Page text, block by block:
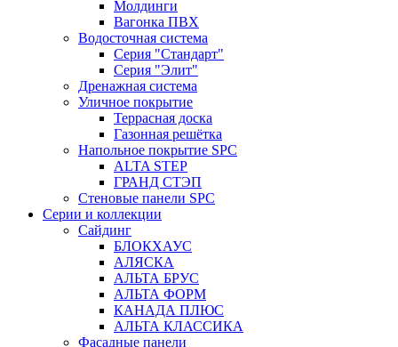
Молдинги
Вагонка ПВХ
Водосточная система
Серия "Стандарт"
Серия "Элит"
Дренажная система
Уличное покрытие
Террасная доска
Газонная решётка
Напольное покрытие SPC
ALTA STEP
ГРАНД СТЭП
Стеновые панели SPC
Серии и коллекции
Сайдинг
БЛОКХАУС
АЛЯСКА
АЛЬТА БРУС
АЛЬТА ФОРМ
КАНАДА ПЛЮС
АЛЬТА КЛАССИКА
Фасадные панели